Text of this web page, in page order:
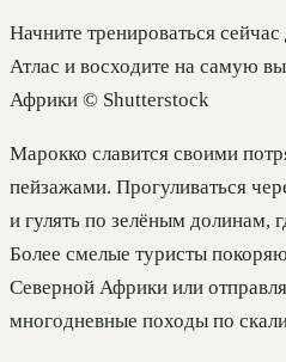
Начните тренироваться
Атлас и восходите на самую
Африки © Shutterstock
Марокко славится своими
пейзажами. Прогуливаться
и гулять по зелёным долинам,
Более смелые туристы
Северной Африки или
многодневные походы по